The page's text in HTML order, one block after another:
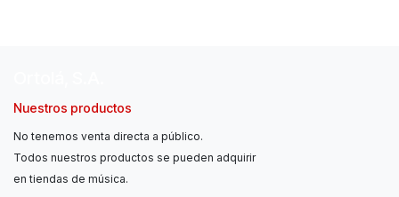
Nuestros productos
No tenemos venta directa a público.
Todos nuestros productos se pueden adquirir
en tiendas de música.